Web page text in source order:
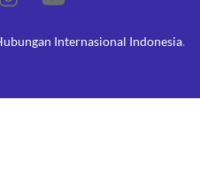
Internasional Indonesia.